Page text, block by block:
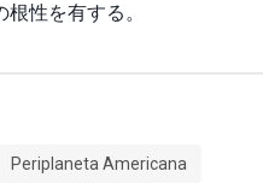
性を有する。
Periplaneta Americana